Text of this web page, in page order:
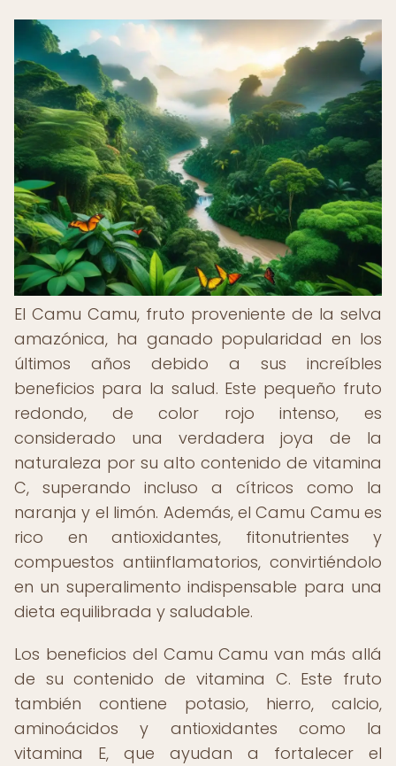
El Camu Camu, fruto proveniente de la selva
amazónica, ha ganado popularidad en los
últimos años debido a sus increíbles
beneficios para la salud. Este pequeño fruto
redondo, de color rojo intenso, es
considerado una verdadera joya de la
naturaleza por su alto contenido de vitamina
C, superando incluso a cítricos como la
naranja y el limón. Además, el Camu Camu es
rico en antioxidantes, fitonutrientes y
compuestos antiinflamatorios, convirtiéndolo
en un superalimento indispensable para una
dieta equilibrada y saludable.
Los beneficios del Camu Camu van más allá
de su contenido de vitamina C. Este fruto
también contiene potasio, hierro, calcio,
aminoácidos y antioxidantes como la
vitamina E, que ayudan a fortalecer el